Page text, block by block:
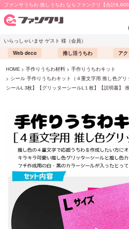
ファンサうちわ 推しうちわ ならファンクリ【合計6,600
いらっしゃいませ ゲスト 様（会員）
Web deco
推し活うちわ ア
HOME 手作りうちわ材料
手作りうちわキット
シール 手作りうちわキット（４重文字用 推し色グ
シールL 3枚】【グリッターシールL１枚】【説明書】